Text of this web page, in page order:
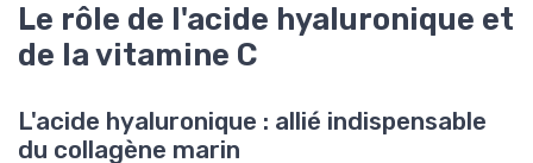
Le rôle de l'acide hyaluronique et
de la vitamine C
L'acide hyaluronique : allié indispensable
du collagène marin